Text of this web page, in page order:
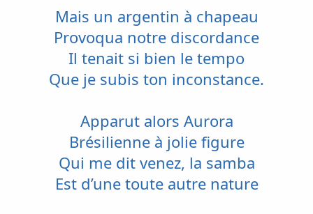
Mais un argentin à chapeau
Provoqua notre discordance
Il tenait si bien le tempo
Que je subis ton inconstance.
Apparut alors Aurora
Brésilienne à jolie figure
Qui me dit venez, la samba
Est d’une toute autre nature